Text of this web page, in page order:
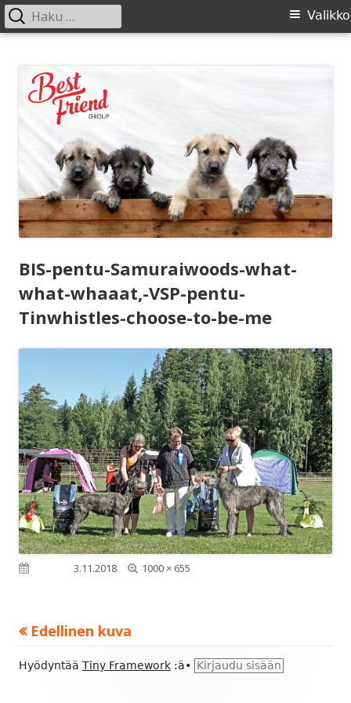
sisältöön
Ensisijainen
Valikko
Haku:
BIS-pentu-Samuraiwoods-what-
what-whaaat,-VSP-pentu-
Tinwhistles-choose-to-be-me
Julkaistu3.11.2018 Täysikokoinen
1000 × 655
Edellinen kuva
Alapalkin
Hyödyntää Tiny Framework :ä• Kirjaudu sisään